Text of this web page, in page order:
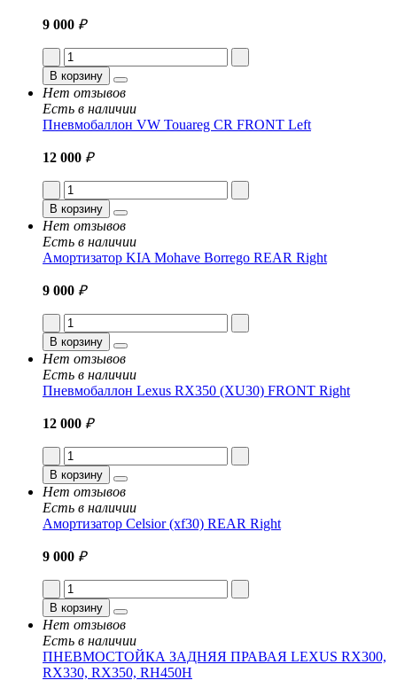
9 000 ₽
В корзину
Нет отзывов
Есть в наличии
Пневмобаллон VW Touareg CR FRONT Left
12 000 ₽
В корзину
Нет отзывов
Есть в наличии
Амортизатор KIA Mohave Borrego REAR Right
9 000 ₽
В корзину
Нет отзывов
Есть в наличии
Пневмобаллон Lexus RX350 (XU30) FRONT Right
12 000 ₽
В корзину
Нет отзывов
Есть в наличии
Амортизатор Celsior (xf30) REAR Right
9 000 ₽
В корзину
Нет отзывов
Есть в наличии
ПНЕВМОСТОЙКА ЗАДНЯЯ ПРАВАЯ LEXUS RX300,
RX330, RX350, RH450H